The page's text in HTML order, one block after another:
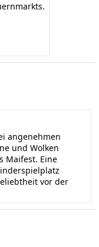
angenehmen
und Wolken
Maifest. Eine
vor der